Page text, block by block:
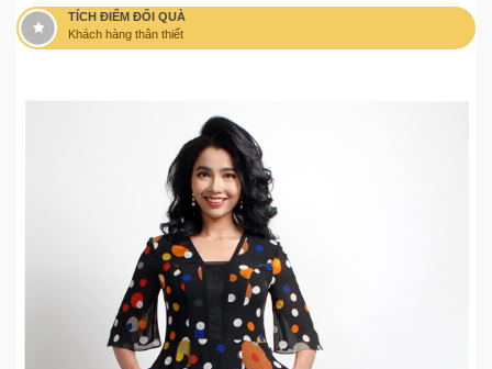
TÍCH ĐIỂM ĐỔI QUÀ
Khách hàng thân thiết